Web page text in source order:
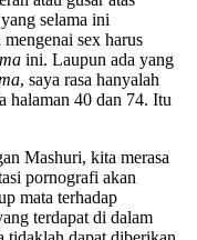
selama ini
sex harus
ini. Laupun ada yang
, saya rasa hanyalah
halaman 40 dan 74. Itu
Mashuri, kita merasa
pornografi akan
mata terhadap
terdapat di dalam